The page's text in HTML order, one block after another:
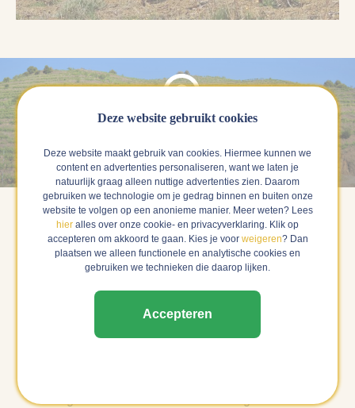
Priorat, Spanje
Priorat is een en geïsoleerde regio op ongeveer twee uur
rijden ten zuiden van Barcelona. In dit ruige
berglandschap zijn wijngaarden aangelegd op smalle,
Monniken van het “Cartoixa” brachten de wijnbouw in de
12e eeuw mee vanuit de provence. De twee inheemse
Deze website gebruikt cookies
Deze website maakt gebruik van cookies. Hiermee kunnen we
content en advertenties personaliseren, want we laten je
natuurlijk graag alleen nuttige advertenties zien. Daarom
gebruiken we technologie om je gedrag binnen en buiten onze
website te volgen op een anonieme manier. Meer weten? Lees
hier alles over onze cookie- en privacyverklaring. Klik op
accepteren om akkoord te gaan. Kies je voor weigeren? Dan
plaatsen we alleen functionele en analytische cookies en
gebruiken we technieken die daarop lijken.
Accepteren